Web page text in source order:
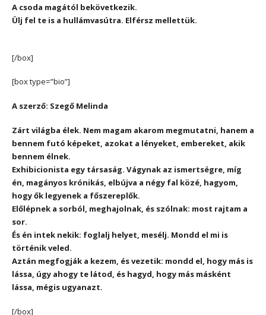
A csoda magától bekövetkezik.
Ülj fel te is a hullámvasútra. Elférsz mellettük.
[/box]
[box type=”bio”]
A szerző: Szegő Melinda
Zárt világba élek. Nem magam akarom megmutatni, hanem a
bennem futó képeket, azokat a lényeket, embereket, akik
bennem élnek.
Exhibicionista egy társaság. Vágynak az ismertségre, míg
én, magányos krónikás, elbújva a négy fal közé, hagyom,
hogy ők legyenek a főszereplők.
Előlépnek a sorból, meghajolnak, és szólnak: most rajtam a
sor.
És én intek nekik: foglalj helyet, mesélj. Mondd el mi is
történik veled.
Aztán megfogják a kezem, és vezetik: mondd el, hogy más is
lássa, úgy ahogy te látod, és hagyd, hogy más másként
lássa, mégis ugyanazt.
[/box]